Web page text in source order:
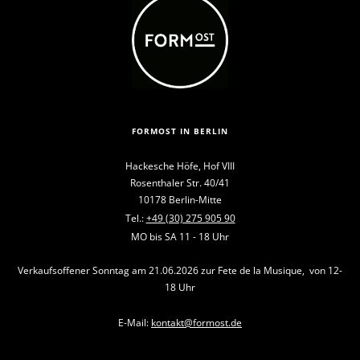
FORMOST IN BERLIN
Hackesche Höfe, Hof VIII
Rosenthaler Str. 40/41
10178 Berlin-Mitte
Tel.:+49 (30) 275 905 90
MO bis SA 11 - 18 Uhr
Verkaufsoffener Sonntag am 21.06.2026 zur Fete de la Musique, von 12-
18 Uhr
E-Mail: kontakt@formost.de